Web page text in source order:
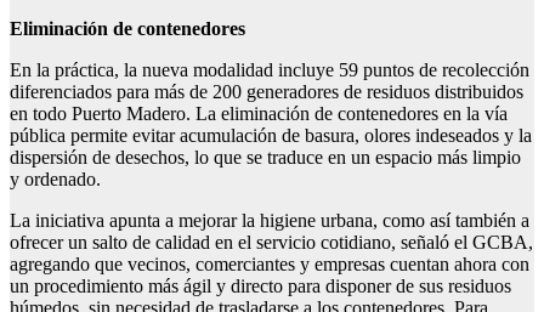
Eliminación de contenedores
En la práctica, la nueva modalidad incluye 59 puntos de recolección
diferenciados para más de 200 generadores de residuos distribuidos
en todo Puerto Madero. La eliminación de contenedores en la vía
pública permite evitar acumulación de basura, olores indeseados y la
dispersión de desechos, lo que se traduce en un espacio más limpio
y ordenado.
La iniciativa apunta a mejorar la higiene urbana, como así también a
ofrecer un salto de calidad en el servicio cotidiano, señaló el GCBA,
agregando que vecinos, comerciantes y empresas cuentan ahora con
un procedimiento más ágil y directo para disponer de sus residuos